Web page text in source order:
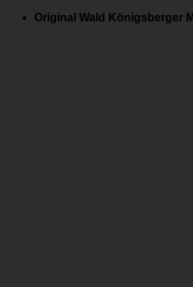
Zum
Original Wald Königsberger